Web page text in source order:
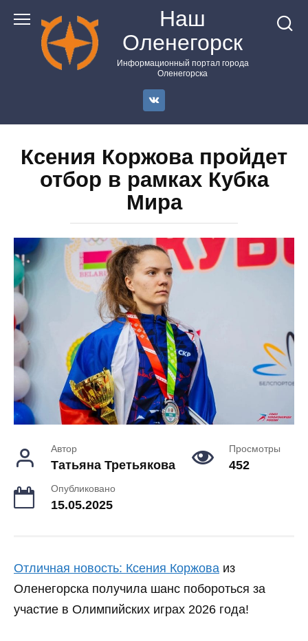
контенту
Наш
Оленегорск
Информационный портал города
Оленегорска
Ксения Коржова пройдет
отбор в рамках Кубка
Мира
Автор
Татьяна Третьякова
Просмотры
452
Опубликовано
15.05.2025
Отличная новость: Ксения Коржова из
Оленегорска получила шанс побороться за
участие в Олимпийских играх 2026 года!